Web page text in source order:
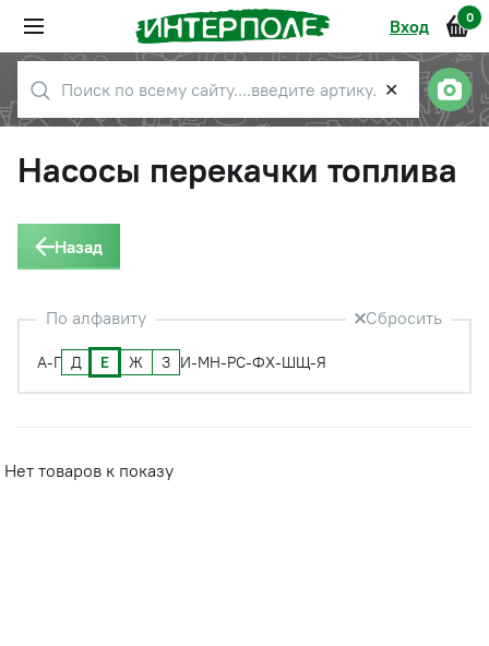
Вход 0
✕
Насосы перекачки топлива
Назад
По алфавиту Сбросить
А-Г Д Е Ж З И-МН-РС-ФХ-ШЩ-Я
Нет товаров к показу